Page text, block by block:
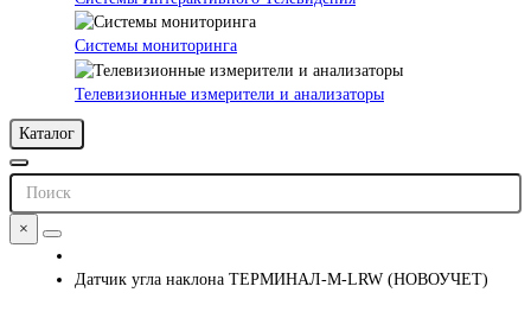
Системы мониторинга
Телевизионные измерители и анализаторы
Каталог
×
Датчик угла наклона ТЕРМИНАЛ-М-LRW (НОВОУЧЕТ)